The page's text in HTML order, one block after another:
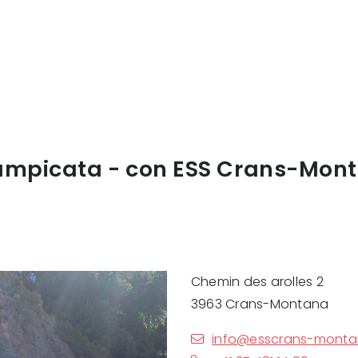
- con ESS Crans-
Chemin des arolles 2
3963 Crans-Montana
info@esscrans-